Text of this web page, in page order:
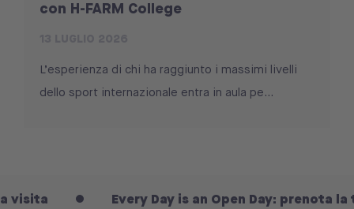
con H-FARM College
L’esperienza di chi ha raggiunto i massimi livelli
dello sport internazionale entra in aula pe...
Every Day is an Open Day: prenota la tua